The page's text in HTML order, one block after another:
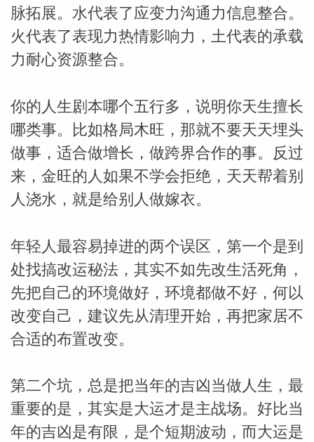
网
脉拓展。水代表了应变力沟通力信息整合。
火代表了表现力热情影响力，土代表的承载
力耐心资源整合。
你的人生剧本哪个五行多，说明你天生擅长
哪类事。比如格局木旺，那就不要天天埋头
做事，适合做增长，做跨界合作的事。反过
来，金旺的人如果不学会拒绝，天天帮着别
人浇水，就是给别人做嫁衣。
年轻人最容易掉进的两个误区，第一个是到
处找搞改运秘法，其实不如先改生活死角，
先把自己的环境做好，环境都做不好，何以
改变自己，建议先从清理开始，再把家居不
合适的布置改变。
第二个坑，总是把当年的吉凶当做人生，最
重要的是，其实是大运才是主战场。好比当
年的吉凶是有限，是个短期波动，而大运是